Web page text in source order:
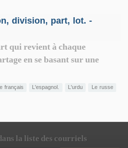
division, part, lot. -
qui revient à chaque
en se basant sur une
français L'espagnol. L'urdu Le russe
la liste des courriels